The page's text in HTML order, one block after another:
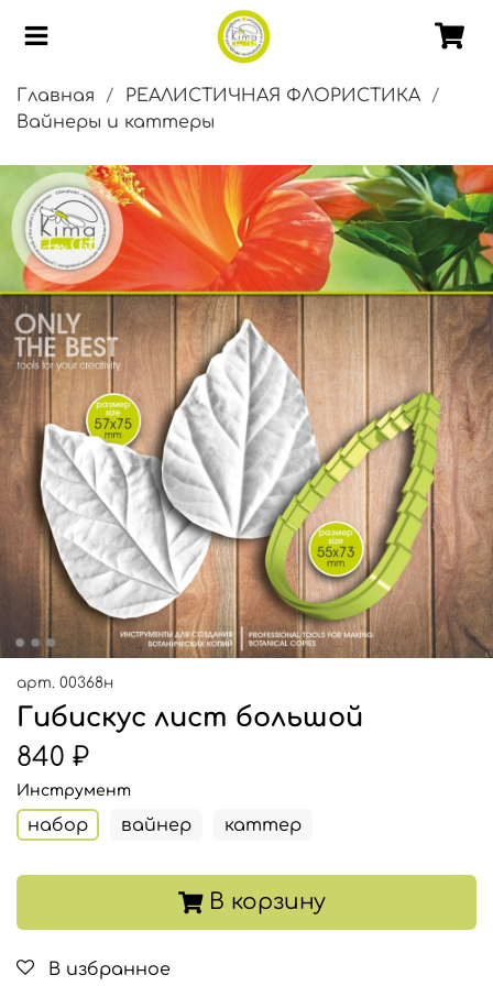
Главная
РЕАЛИСТИЧНАЯ ФЛОРИСТИКА
Вайнеры и каттеры
арт. 00368н
Гибискус лист большой
840 ₽
Инструмент
набор вайнер каттер
В корзину
В избранное